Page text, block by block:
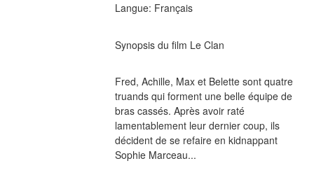
Langue: Français
Synopsis du film Le Clan
Fred, Achille, Max et Belette sont quatre
truands qui forment une belle équipe de
bras cassés. Après avoir raté
lamentablement leur dernier coup, ils
décident de se refaire en kidnappant
Sophie Marceau...